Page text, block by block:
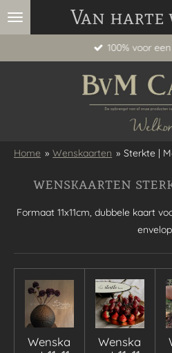
Ga
Van harte
100% voor
Home » Wenskaarten » Sterkte |
wenskaarten
Formaat 11x11cm, dubbele kaart
envelop
Wenska
Wenska